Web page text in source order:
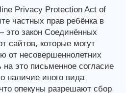
Privacy Protection Act of
частных прав ребёнка в
это закон Соединённых
сайтов, которые могут
от несовершеннолетних
это письменное согласие
наличие иного вида
опекуны разрешают сбор